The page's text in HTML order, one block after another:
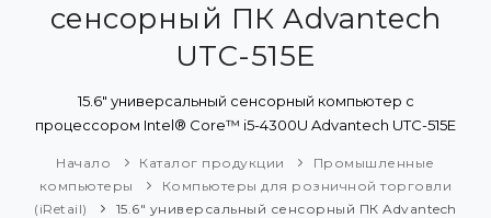
ПРИМЕРЫ И РЕШЕНИЯ
КАТАЛОГ ПРОДУКЦИИ
ПРЕСС-ЦЕНТР
сенсорный ПК Advantech
UTC-515E
15.6" универсальный сенсорный компьютер с
процессором Intel® Core™ i5-4300U Advantech UTC-515E
Начало Каталог продукции
Промышленные
компьютеры
Компьютеры для розничной торговли
(iRetail)
15.6" универсальный сенсорный ПК Advantech